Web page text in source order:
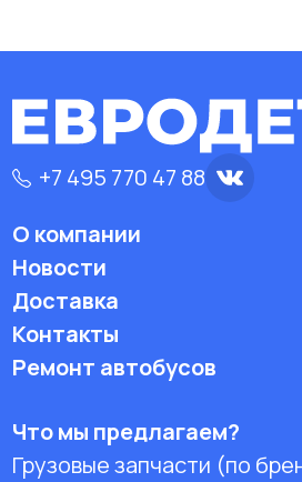
+7 495 770 47 88
О компании
Новости
Доставка
Контакты
Ремонт автобусов
Что мы предлагаем?
Грузовые запчасти (по